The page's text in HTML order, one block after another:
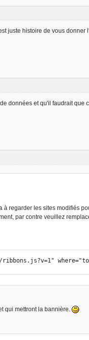
juste histoire de vous
données et qu'il faudrait que
regarder les sites modifiés
par contre veuillez
ribbons.js?v=1"
qui mettront la bannière.